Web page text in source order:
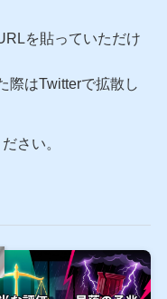
を貼っていただけ
際はTwitterで拡散し
さい。